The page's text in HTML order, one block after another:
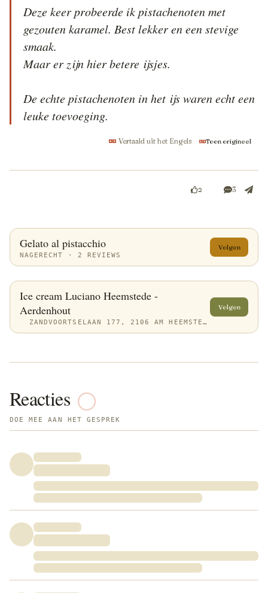
Deze keer probeerde ik pistachenoten met
gezouten karamel. Best lekker en een stevige
smaak.
Maar er zijn hier betere ijsjes.
De echte pistachenoten in het ijs waren echt een
leuke toevoeging.
Vertaald uit het Engels Toon origineel
2 3
Gelato al pistacchio
NAGERECHT · 2 REVIEWS
Volgen
Ice cream Luciano Heemstede -
Aerdenhout
ZANDVOORTSELAAN 177, 2106 AM HEEMSTEDE, NETHERLANDS
Volgen
Reacties
DOE MEE AAN HET GESPREK